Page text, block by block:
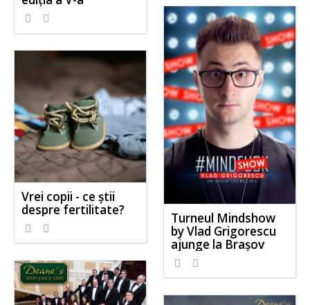
Turneul Mindshow
by Vlad Grigorescu
ajunge la Brașov
Vrei copii - ce știi
despre fertilitate?